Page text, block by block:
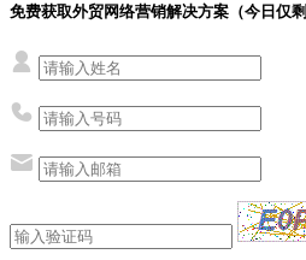
免费获取外贸网络营销解决方案（今日仅剩